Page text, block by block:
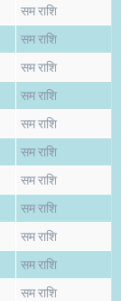
सम राशि
सम राशि
सम राशि
सम राशि
सम राशि
सम राशि
सम राशि
सम राशि
सम राशि
सम राशि
सम राशि